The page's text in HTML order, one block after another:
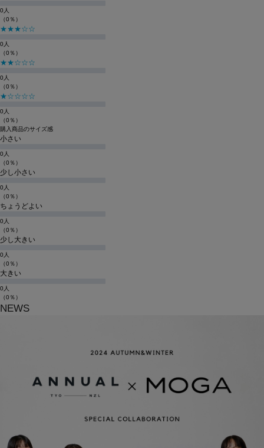
0人
（0％）
★★★☆☆
0人
（0％）
★★☆☆☆
0人
（0％）
★☆☆☆☆
0人
（0％）
購入商品のサイズ感
小さい
0人
（0％）
少し小さい
0人
（0％）
ちょうどよい
0人
（0％）
少し大きい
0人
（0％）
大きい
0人
（0％）
NEWS